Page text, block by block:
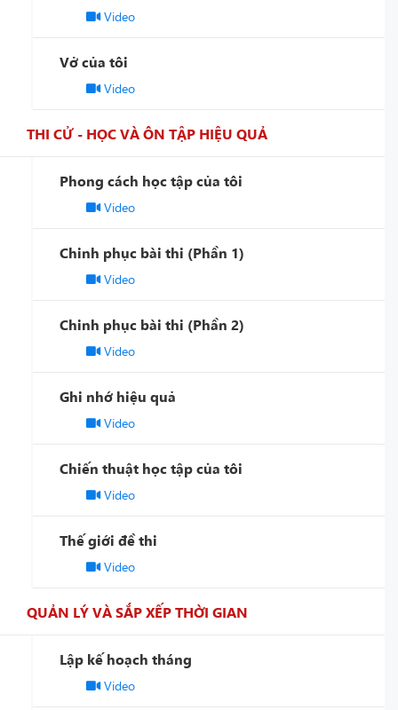
Video
Vở của tôi
Video
THI CỬ - HỌC VÀ ÔN TẬP HIỆU QUẢ
Phong cách học tập của tôi
Video
Chinh phục bài thi (Phần 1)
Video
Chinh phục bài thi (Phần 2)
Video
Ghi nhớ hiệu quả
Video
Chiến thuật học tập của tôi
Video
Thế giới đề thi
Video
QUẢN LÝ VÀ SẮP XẾP THỜI GIAN
Lập kế hoạch tháng
Video